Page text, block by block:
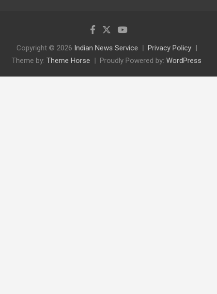
Copyright © 2026 Indian News Service
Privacy Policy
Theme by: Theme Horse Proudly Powered by: WordPress